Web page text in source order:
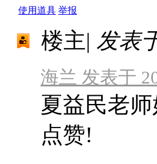
使用道具 举报
楼主| 发表
海兰 发表于
夏益民老
点赞!